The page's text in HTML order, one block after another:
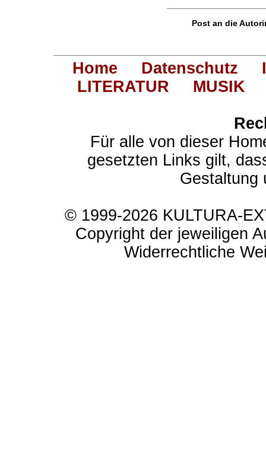
Post an die
Home Datenschutz
LITERATUR
MUSIK
Für alle von dieser
gesetzten Links gilt,
Gestaltung
© 1999-2026 KULTURA-
Copyright der jeweiligen
Widerrechtliche